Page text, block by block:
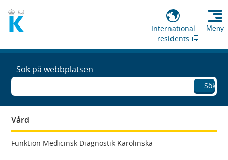
International
residents
Meny
Sök på webbplatsen
Sök
Vård
Funktion Medicinsk Diagnostik Karolinska